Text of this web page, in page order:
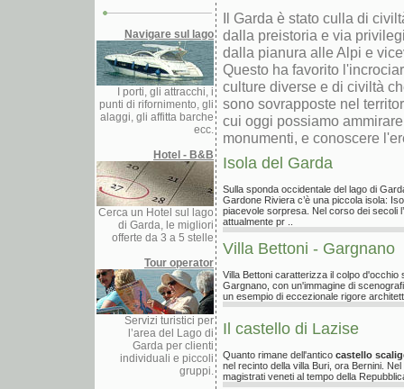
Navigare sul lago
I porti, gli attracchi, i
punti di rifornimento, gli
alaggi, gli affitta barche
ecc.
Hotel - B&B
Cerca un Hotel sul lago
di Garda, le migliori
offerte da 3 a 5 stelle
Tour operator
Servizi turistici per
l’area del Lago di
Garda per clienti
individuali e piccoli
gruppi.
Il Garda è stato culla di
dalla preistoria e via
dalla pianura alle Alpi e
Questo ha favorito
culture diverse e di civiltà
sono sovrapposte nel
cui oggi possiamo
monumenti, e conoscere
Isola del Garda
Sulla sponda occidentale del lago di
Gardone Riviera c’è una piccola isola:
piacevole sorpresa. Nel corso dei secoli
attualmente pr ..
Villa Bettoni - Gargnano
Villa Bettoni caratterizza il colpo d'occhio
Gargnano, con un'immagine di
un esempio di eccezionale rigore
Il castello di Lazise
Quanto rimane dell'antico castello
nel recinto della villa Buri, ora Bernini.
magistrati veneti al tempo della